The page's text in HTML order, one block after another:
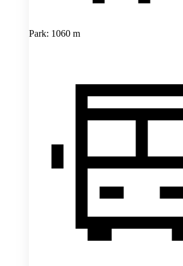
Park: 1060 m